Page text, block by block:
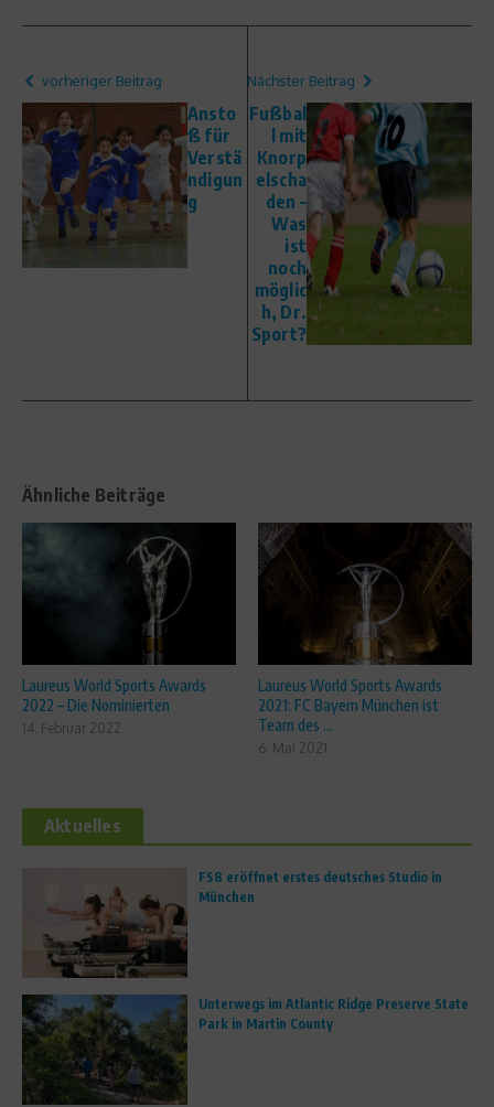
vorheriger Beitrag
Ansto
ß für
Verstä
ndigun
g
Nächster Beitrag
Fußbal
l mit
Knorp
elscha
den –
Was
ist
noch
möglic
h, Dr.
Sport?
Ähnliche Beiträge
Laureus World Sports Awards
2022 – Die Nominierten
14. Februar 2022
Laureus World Sports Awards
2021: FC Bayern München ist
Team des ...
6. Mai 2021
Aktuelles
FS8 eröffnet erstes deutsches Studio in
München
Unterwegs im Atlantic Ridge Preserve State
Park in Martin County